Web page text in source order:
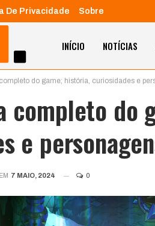
De Privacidade Sobre
INÍCIO NOTÍCIAS
do game; história, curiosidades e
completo do
e
EM 7 MAIO, 2024 0